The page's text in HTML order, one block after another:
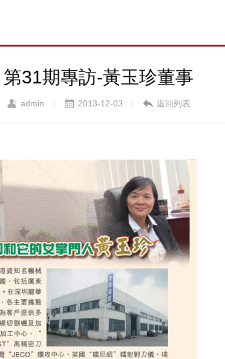
第31期專訪-黃玉珍董事
admin 2013-12-03 返回列表